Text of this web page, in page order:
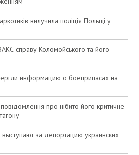
вилучила поліція Польщі у
справу Коломойського та його
информацию о боеприпасах на
про нібито його критичне
за депортацию украинских